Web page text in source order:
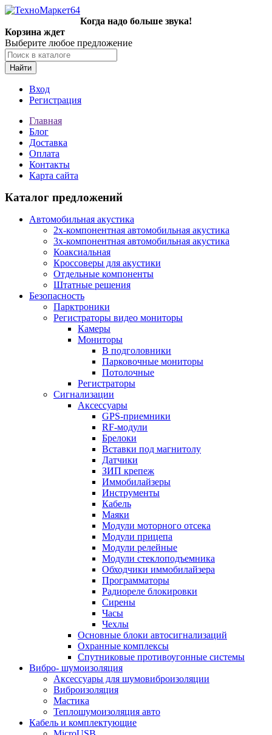
Когда надо больше звука!
Корзина ждет
Выберите любое предложение
Найти
Вход
Регистрация
Главная
Блог
Доставка
Оплата
Контакты
Карта сайта
Каталог предложений
Автомобильная акустика
2х-компонентная автомобильная акустика
3х-компонентная автомобильная акустика
Коаксиальная
Кроссоверы для акустики
Отдельные компоненты
Штатные решения
Безопасность
Парктроники
Регистраторы видео мониторы
Камеры
Мониторы
В подголовники
Парковочные мониторы
Потолочные
Регистраторы
Сигнализации
Аксессуары
GPS-приемники
RF-модули
Брелоки
Вставки под магнитолу
Датчики
ЗИП крепеж
Иммобилайзеры
Инструменты
Кабель
Маяки
Модули моторного отсека
Модули прицепа
Модули релейные
Модули стеклоподъемника
Обходчики иммобилайзера
Программаторы
Радиореле блокировки
Сирены
Часы
Чехлы
Основные блоки автосигнализаций
Охранные комплексы
Спутниковые противоугонные системы
Вибро- шумоизоляция
Аксессуары для шумовиброизоляции
Виброизоляция
Мастика
Теплошумоизоляция авто
Кабель и комплектующие